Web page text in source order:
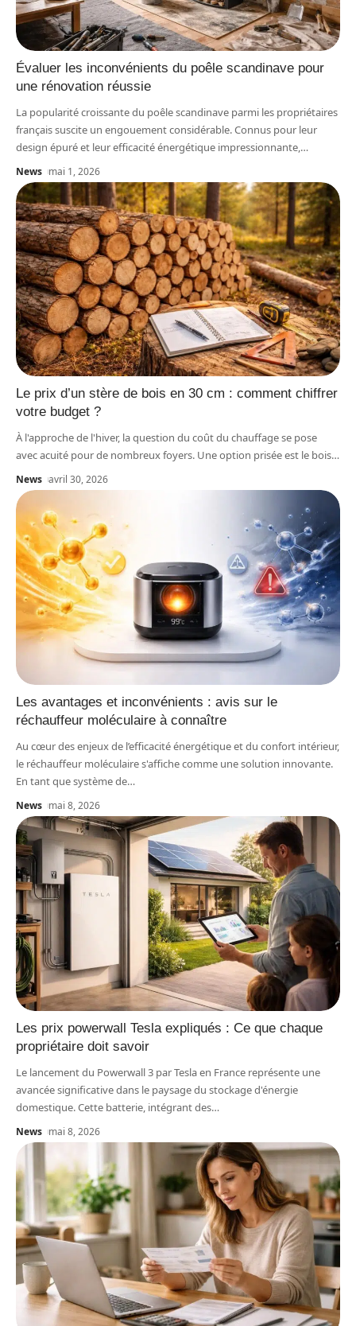
Évaluer les inconvénients du poêle scandinave pour
une rénovation réussie
La popularité croissante du poêle scandinave parmi les propriétaires
français suscite un engouement considérable. Connus pour leur
design épuré et leur efficacité énergétique impressionnante, …
News mai 1, 2026
Le prix d’un stère de bois en 30 cm : comment chiffrer
votre budget ?
À l'approche de l'hiver, la question du coût du chauffage se pose
avec acuité pour de nombreux foyers. Une option prisée est le bois…
News avril 30, 2026
Les avantages et inconvénients : avis sur le
réchauffeur moléculaire à connaître
Au cœur des enjeux de l’efficacité énergétique et du confort intérieur,
le réchauffeur moléculaire s'affiche comme une solution innovante.
En tant que système de…
News mai 8, 2026
Les prix powerwall Tesla expliqués : Ce que chaque
propriétaire doit savoir
Le lancement du Powerwall 3 par Tesla en France représente une
avancée significative dans le paysage du stockage d'énergie
domestique. Cette batterie, intégrant des…
News mai 8, 2026